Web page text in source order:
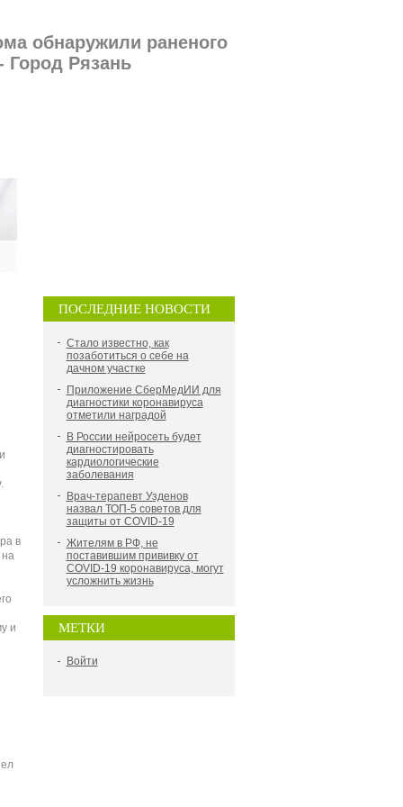
обнаружили раненого
Город Рязань
ПОСЛЕДНИЕ НОВОСТИ
Стало известно, как
позаботиться о себе на
дачном участке
Приложение СберМедИИ для
диагностики коронавируса
отметили наградой
В России нейросеть будет
диагностировать
кардиологические
заболевания
Врач-терапевт Узденов
назвал ТОП-5 советов для
защиты от COVID-19
Жителям в РФ, не
поставившим прививку от
COVID-19 коронавируса, могут
усложнить жизнь
МЕТКИ
Войти
в
и